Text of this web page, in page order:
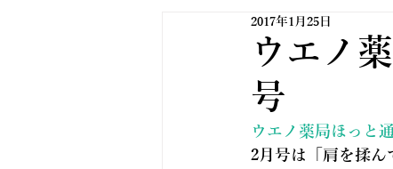
バイオリンク お薬手帳の
ウエノ
号
2017年1月25日
ウエノ薬局ほっと
2月号は「肩を揉ん